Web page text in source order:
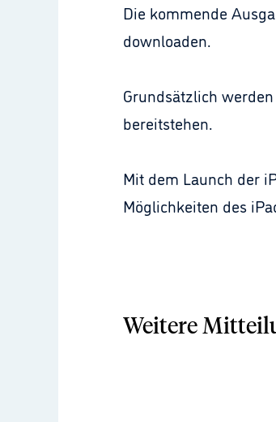
Die kommende
downloaden.
Grundsätzlich
bereitstehen.
Mit dem Launch der
Möglichkeiten des
Weitere